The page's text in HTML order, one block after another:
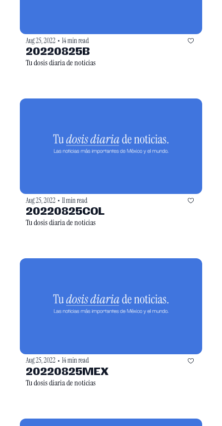
Aug 25, 2022 • 14 min read
20220825B
Tu dosis diaria de noticias
Aug 25, 2022 • 11 min read
20220825COL
Tu dosis diaria de noticias
Aug 25, 2022 • 14 min read
20220825MEX
Tu dosis diaria de noticias